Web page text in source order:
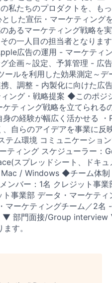
私たちのプロダクトを、も
した宣伝・マーケティング
あるマーケティング戦略を
の一人目の担当者となりま
広告の運用 - マーケティ
企画～設定、予算管理 - 広
ルを利用した効果測定～デ
、調整 - 内製化に向けた広
ング・戦略提案 ◆このポジ
ティング戦略を立てられる
の経験が幅広く活かせる ・
自らのアイデアを事業に反
ム環境 コミュニケーショ
ティング スケジューラー：
スプレッドシート、ドキュ
/ Windows ◆チーム体制
ンバー：1名 クレジット事業
事業部 データ・マーケティ
ーケティングチーム／2名 -
▼ 部門面接/Group
す。